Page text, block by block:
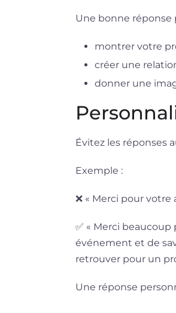
Une bonne réponse
montrer votre
créer une
donner une
Évitez les réponses
Exemple :
❌ « Merci pour votre
✅ « Merci
événement et de
retrouver pour un
Une réponse